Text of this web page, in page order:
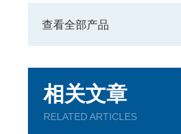
查看全部产品
相关文章
RELATED ARTICLES